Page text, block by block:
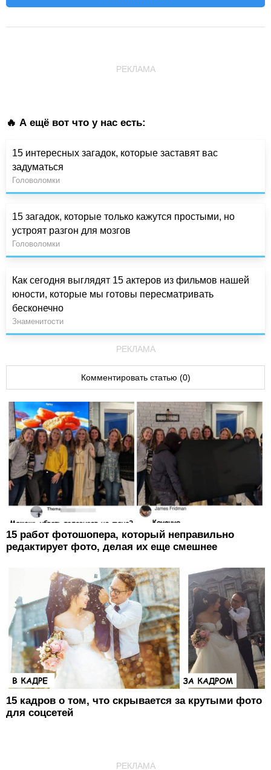
РЕКЛАМА
🔥 А ещё вот что у нас есть:
15 интересных загадок, которые заставят вас
задуматься
Головоломки
15 загадок, которые только кажутся простыми, но
устроят разгон для мозгов
Головоломки
Как сегодня выглядят 15 актеров из фильмов нашей
юности, которые мы готовы пересматривать
бесконечно
Знаменитости
РЕКЛАМА
Комментировать статью (0)
15 работ фотошопера, который неправильно
редактирует фото, делая их еще смешнее
15 кадров о том, что скрывается за крутыми фото
для соцсетей
РЕКЛАМА